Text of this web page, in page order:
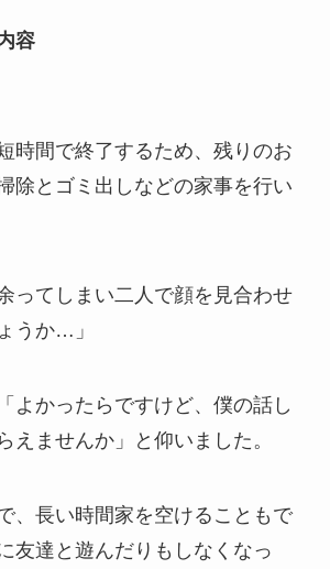
容
時間で終了するため、残りのお
除とゴミ出しなどの家事を行い
ってしまい二人で顔を見合わせ
うか…」
よかったらですけど、僕の話し
えませんか」と仰いました。
、長い時間家を空けることもで
友達と遊んだりもしなくなっ